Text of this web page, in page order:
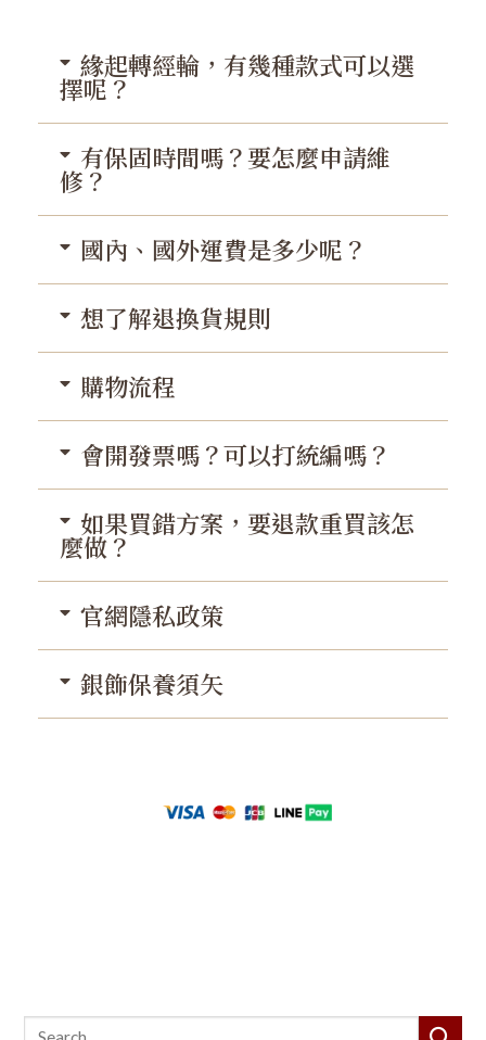
緣起轉經輪，有幾種款式可以選
擇呢？
有保固時間嗎？要怎麼申請維
修？
國內、國外運費是多少呢？
想了解退換貨規則
購物流程
會開發票嗎？可以打統編嗎？
如果買錯方案，要退款重買該怎
麼做？
官網隱私政策
銀飾保養須矢